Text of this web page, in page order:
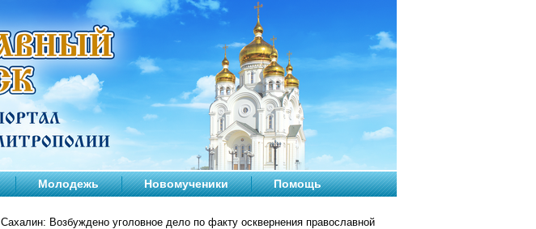
Молодежь Новомученики Помощь
Сахалин: Возбуждено уголовное дело по факту осквернения православной